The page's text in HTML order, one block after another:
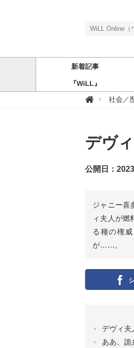
新着記事
『WiLL』
W
l
i
（
ウ
ン
ラ
イ
ン
）
社会／
デヴ
公開日：
ジャニー喜
ィ夫人が燃
る種の権
が……。
デヴィ夫
ああ、詭